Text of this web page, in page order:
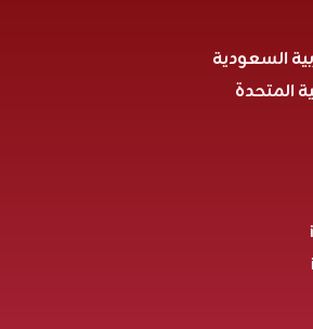
السعودية
المتحدة